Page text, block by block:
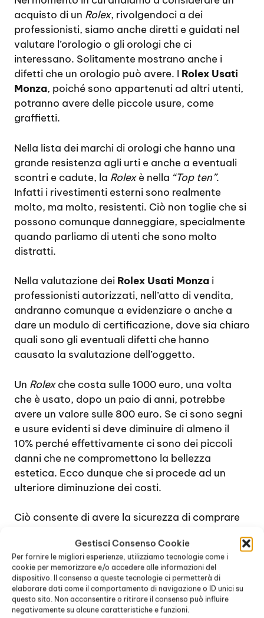
Gestisci Consenso Cookie
Per fornire le migliori esperienze, utilizziamo tecnologie come i
cookie per memorizzare e/o accedere alle informazioni del
dispositivo. Il consenso a queste tecnologie ci permetterà di
elaborare dati come il comportamento di navigazione o ID unici su
questo sito. Non acconsentire o ritirare il consenso può influire
negativamente su alcune caratteristiche e funzioni.
acquisto di un Rolex, rivolgendoci a dei
professionisti, siamo anche diretti e guidati nel
valutare l’orologio o gli orologi che ci
interessano. Solitamente mostrano anche i
difetti che un orologio può avere. I Rolex Usati
Monza, poiché sono appartenuti ad altri utenti,
potranno avere delle piccole usure, come
graffietti.
Nella lista dei marchi di orologi che hanno una
grande resistenza agli urti e anche a eventuali
scontri e cadute, la Rolexè nella “Top ten”.
Infatti i rivestimenti esterni sono realmente
molto, ma molto, resistenti. Ciò non toglie che si
possono comunque danneggiare, specialmente
quando parliamo di utenti che sono molto
distratti.
Nella valutazione dei Rolex Usati Monza i
professionisti autorizzati, nell’atto di vendita,
andranno comunque a evidenziare o anche a
dare un modulo di certificazione, dove sia chiaro
quali sono gli eventuali difetti che hanno
causato la svalutazione dell’oggetto.
Un Rolexche costa sulle 1000 euro, una volta
che è usato, dopo un paio di anni, potrebbe
avere un valore sulle 800 euro. Se ci sono segni
e usure evidenti si deve diminuire di almeno il
10% perché effettivamente ci sono dei piccoli
danni che ne compromettono la bellezza
estetica. Ecco dunque che si procede ad un
ulteriore diminuzione dei costi.
Ciò consente di avere la sicurezza di comprare
economico della spesa in denaro che si è
pagato. Riassumendo, quando ci si rivolge a dei
rivenditori autorizzati diRolex Usati Monza
ha: